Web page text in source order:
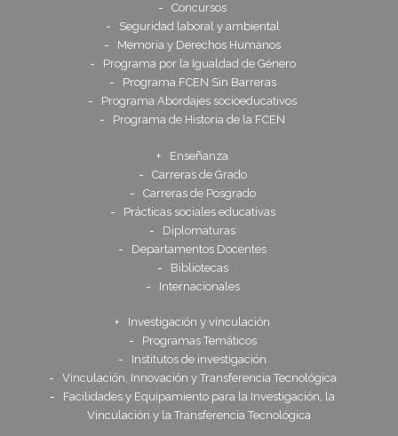
Concursos
Seguridad laboral y ambiental
Memoria y Derechos Humanos
Programa por la Igualdad de Género
Programa FCEN Sin Barreras
Programa Abordajes socioeducativos
Programa de Historia de la FCEN
Enseñanza
Carreras de Grado
Carreras de Posgrado
Prácticas sociales educativas
Diplomaturas
Departamentos Docentes
Bibliotecas
Internacionales
Investigación y vinculación
Programas Temáticos
Institutos de investigación
Vinculación, Innovación y Transferencia Tecnológica
Facilidades y Equipamiento para la Investigación, la
Vinculación y la Transferencia Tecnológica